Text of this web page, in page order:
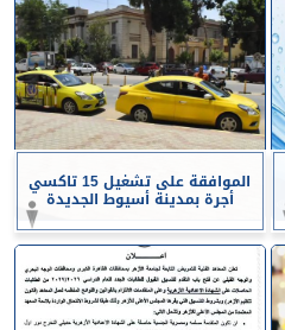
الموافقة على تشغيل 15 تاكسي
أجرة بمدينة أسيوط الجديدة